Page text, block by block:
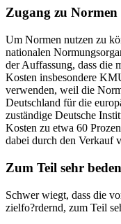
Zugang zu Normen
Um Normen nutzen zu
nationalen
der Auffassung, dass die
Kosten insbesondere
verwenden, weil die
Deutschland für die
zuständige Deutsche
Kosten zu etwa 60
dabei durch den Verkauf
Zum Teil sehr
Schwer wiegt, dass die
zielfo?rdernd, zum Teil